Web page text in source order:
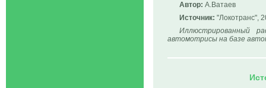
Автор: А.Ватаев
Источник: "Локотранс",
Иллюстрированный
автомотрисы на базе